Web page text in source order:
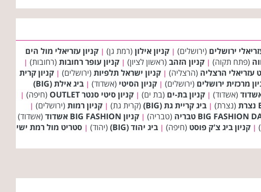
ירושלים (ירושלים) | קניון אילון (רמת גן) | קניון עזריאלי מול הים
(פתח תקוה) | קניון הזהב (ראשון לציון) | קניון עופר רחובות (רחובות) |
עזריאלי הרצליה (הרצליה) | קניון ישראל תלפיות (ירושלים) | קניון קרית
מרכזית ירושלים (ירושלים) | קניון הסיטי (אשדוד) | ביג אילת (BIG)
(אשדוד) | קניון בת-ים (בת ים) | קניון סיטי סנטר OUTLET (חיפה) |
(נצרת) | ביג קריית גת (BIG) (קרית גת) | קניון רמות (ירושלים) |
(טבריה) | קניון BIG FASHION אשדוד (אשדוד)
| קניון ביג צ'ק פוסט (חיפה) | ביג יהוד (BIG) (יהוד) | סטריט מול רמת ישי